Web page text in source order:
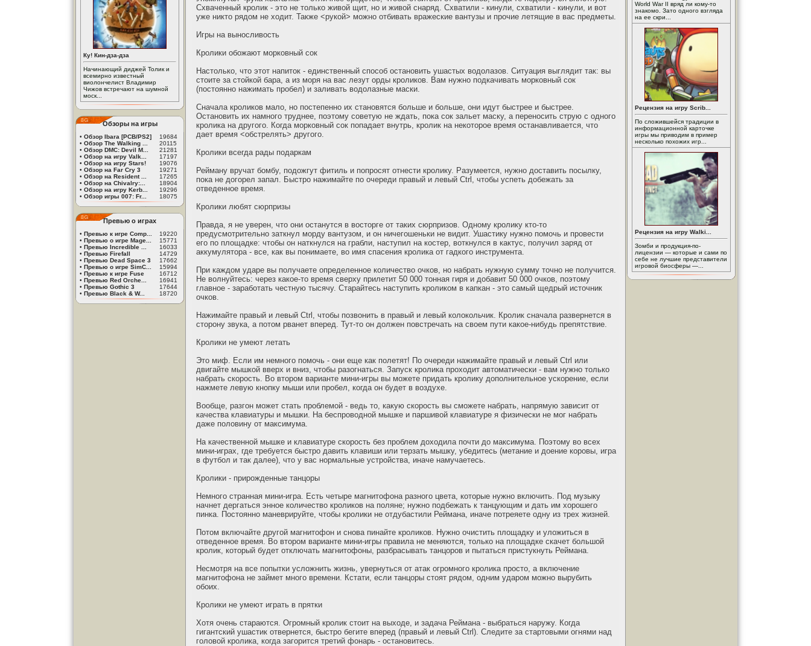
Ку! Кин-дза-дза
Начинающий диджей Толик и
всемирно известный
виолончелист Владимир
Чижов встречают на шумной
моск...
Обзоры на игры
• Обзор Ibara [PCB/PS2]
19684
• Обзор The Walking ...
20115
• Обзор DMC: Devil M...
21281
• Обзор на игру Valk...
17197
• Обзор на игру Stars!
19076
• Обзор на Far Cry 3
19271
• Обзор на Resident ...
17265
• Обзор на Chivalry:...
18904
• Обзор на игру Kerb...
19296
• Обзор игры 007: Fr... 18075
Превью о играх
• Превью к игре Comp...
19220
• Превью о игре Mage...
15771
• Превью Incredible ...
16033
• Превью Firefall
14729
• Превью Dead Space 3
17662
• Превью о игре SimC...
15994
• Превью к игре Fuse
16712
• Превью Red Orche...
16941
• Превью Gothic 3
17644
• Превью Black & W... 18720
Схваченный кролик - это не только живой щит, но и живой снаряд. Схватили - кинули, схватили - кинули, и вот
уже никто рядом не ходит. Также <рукой> можно отбивать вражеские вантузы и прочие летящие в вас предметы.
Игры на выносливость
Кролики обожают морковный сок
Настолько, что этот напиток - единственный способ остановить ушастых водолазов. Ситуация выглядит так: вы
стоите за стойкой бара, а из моря на вас лезут орды кроликов. Вам нужно подкачивать морковный сок
(постоянно нажимать пробел) и заливать водолазные маски.
Сначала кроликов мало, но постепенно их становятся больше и больше, они идут быстрее и быстрее.
Остановить их намного труднее, поэтому советую не ждать, пока сок зальет маску, а переносить струю с одного
кролика на другого. Когда морковный сок попадает внутрь, кролик на некоторое время останавливается, что
дает время <обстрелять> другого.
Кролики всегда рады подаркам
Рейману вручат бомбу, подожгут фитиль и попросят отнести кролику. Разумеется, нужно доставить посылку,
пока не догорел запал. Быстро нажимайте по очереди правый и левый Ctrl, чтобы успеть добежать за
отведенное время.
Кролики любят сюрпризы
Правда, я не уверен, что они останутся в восторге от таких сюрпризов. Одному кролику кто-то
предусмотрительно заткнул морду вантузом, и он ничегошеньки не видит. Ушастику нужно помочь и провести
его по площадке: чтобы он наткнулся на грабли, наступил на костер, воткнулся в кактус, получил заряд от
аккумулятора - все, как вы понимаете, во имя спасения кролика от гадкого инструмента.
При каждом ударе вы получаете определенное количество очков, но набрать нужную сумму точно не получится.
Не волнуйтесь: через какое-то время сверху прилетит 50 000 тонная гиря и добавит 50 000 очков, поэтому
главное - заработать честную тысячу. Старайтесь наступить кроликом в капкан - это самый щедрый источник
очков.
Нажимайте правый и левый Ctrl, чтобы позвонить в правый и левый колокольчик. Кролик сначала развернется в
сторону звука, а потом рванет вперед. Тут-то он должен повстречать на своем пути какое-нибудь препятствие.
Кролики не умеют летать
Это миф. Если им немного помочь - они еще как полетят! По очереди нажимайте правый и левый Ctrl или
двигайте мышкой вверх и вниз, чтобы разогнаться. Запуск кролика проходит автоматически - вам нужно только
набрать скорость. Во втором варианте мини-игры вы можете придать кролику дополнительное ускорение, если
нажмете левую кнопку мыши или пробел, когда он будет в воздухе.
Вообще, разгон может стать проблемой - ведь то, какую скорость вы сможете набрать, напрямую зависит от
качества клавиатуры и мышки. На беспроводной мышке и паршивой клавиатуре я физически не мог набрать
даже половину от максимума.
На качественной мышке и клавиатуре скорость без проблем доходила почти до максимума. Поэтому во всех
мини-играх, где требуется быстро давить клавиши или терзать мышку, убедитесь (метание и доение коровы, игра
в футбол и так далее), что у вас нормальные устройства, иначе намучаетесь.
Кролики - прирожденные танцоры
Немного странная мини-игра. Есть четыре магнитофона разного цвета, которые нужно включить. Под музыку
начнет дергаться энное количество кроликов на поляне; нужно подбежать к танцующим и дать им хорошего
пинка. Постоянно маневрируйте, чтобы кролики не отдубастили Реймана, иначе потреяете одну из трех жизней.
Потом включайте другой магнитофон и снова пинайте кроликов. Нужно очистить площадку и уложиться в
отведенное время. Во втором варианте мини-игры правила не меняются, только на площадке скачет большой
кролик, который будет отключать магнитофоны, разбрасывать танцоров и пытаться пристукнуть Реймана.
Несмотря на все попытки усложнить жизнь, увернуться от атак огромного кролика просто, а включение
магнитофона не займет много времени. Кстати, если танцоры стоят рядом, одним ударом можно вырубить
обоих.
Кролики не умеют играть в прятки
Хотя очень стараются. Огромный кролик стоит на выходе, и задача Реймана - выбраться наружу. Когда
гигантский ушастик отвернется, быстро бегите вперед (правый и левый Ctrl). Следите за стартовыми огнями над
головой кролика, когда загорится третий фонарь - остановитесь.
World War II вряд ли кому-то
знакомо. Зато одного взгляда
на ее скри...
Рецензия на игру Scrib...
По сложившейся традиции в
информационной карточке
игры мы приводим в пример
несколько похожих игр...
Рецензия на игру Walki...
Зомби и продукция-по-
лицензии — которые и сами по
себе не лучшие представители
игровой биосферы —...